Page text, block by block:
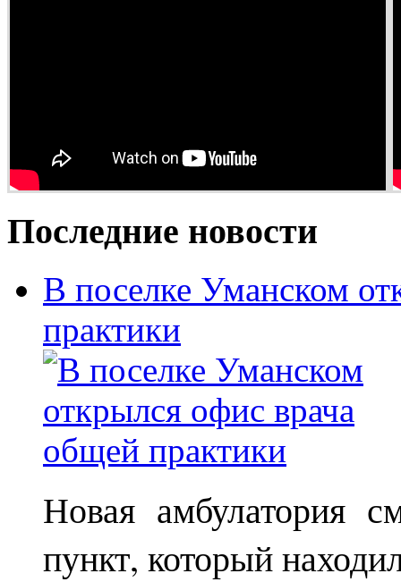
Последние новости
В поселке Уманском
практики
Новая амбулатория
пункт, который